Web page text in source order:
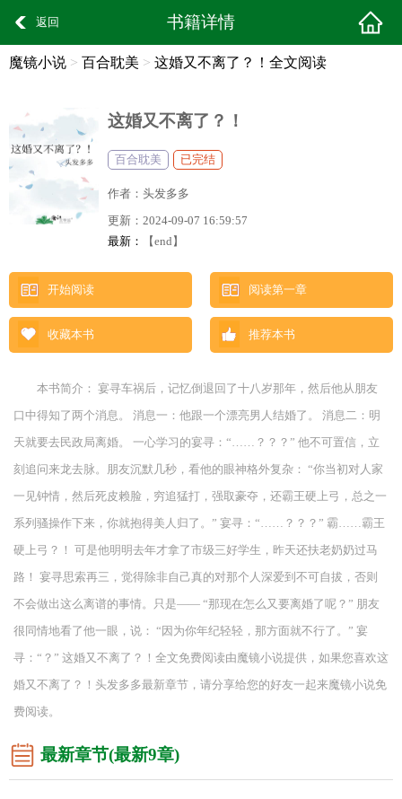
返回 书籍详情
魔镜小说 > 百合耽美 > 这婚又不离了？！全文阅读
这婚又不离了？！
百合耽美 已完结
作者： 头发多多
更新： 2024-09-07 16:59:57
最新：
【end】
开始阅读 阅读第一章
收藏本书 推荐本书
本书简介： 宴寻车祸后，记忆倒退回了十八岁那年，然后他从朋友
口中得知了两个消息。 消息一：他跟一个漂亮男人结婚了。 消息二：明
天就要去民政局离婚。 一心学习的宴寻：“……？？？” 他不可置信，立
刻追问来龙去脉。朋友沉默几秒，看他的眼神格外复杂： “你当初对人家
一见钟情，然后死皮赖脸，穷追猛打，强取豪夺，还霸王硬上弓，总之一
系列骚操作下来，你就抱得美人归了。” 宴寻：“……？？？” 霸……霸王
硬上弓？！ 可是他明明去年才拿了市级三好学生，昨天还扶老奶奶过马
路！ 宴寻思索再三，觉得除非自己真的对那个人深爱到不可自拔，否则
不会做出这么离谱的事情。只是—— “那现在怎么又要离婚了呢？” 朋友
很同情地看了他一眼，说： “因为你年纪轻轻，那方面就不行了。” 宴
寻：“？” 这婚又不离了？！全文免费阅读由魔镜小说提供，如果您喜欢这
婚又不离了？！头发多多最新章节，请分享给您的好友一起来魔镜小说免
费阅读。
最新章节(最新9章)